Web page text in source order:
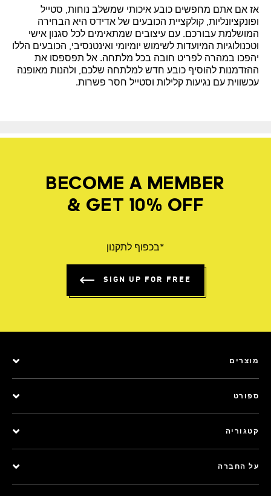
אז אם אתם מחפשים כובע איכותי שמשלב נוחות, סטייל
ופונקציונליות, קולקציית הכובעים של אדידס היא הבחירה
המושלמת עבורכם. עם עיצובים שמתאימים לכל סגנון אישי
וטכנולוגיות המיועדות לשימוש יומיומי ואינטנסיבי, הכובעים הללו
יהפכו במהרה לפריט חובה בכל מלתחה. אל תפספסו את
ההזדמנות להוסיף כובע חדש למלתחה שלכם, ולהנות מאופנה
עכשווית עם נגיעות קלילות וסטייל חסר פשרות.
BECOME A MEMBER
& GET 10% OFF
*בכפוף לתקנון
SIGN UP FOR FREE
מוצרים
ספורט
קטגוריה
על החברה